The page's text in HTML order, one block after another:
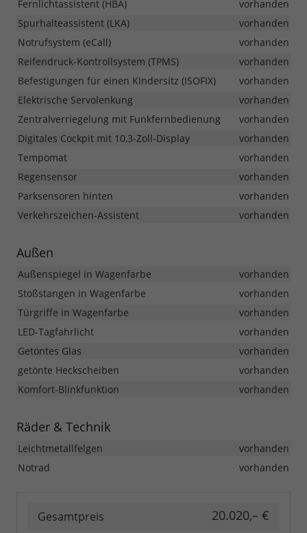
Fernlichtassistent (HBA)
vorhanden
Spurhalteassistent (LKA)
vorhanden
Notrufsystem (eCall)
vorhanden
Reifendruck-Kontrollsystem (TPMS)
vorhanden
Befestigungen für einen Kindersitz (ISOFIX)
vorhanden
Elektrische Servolenkung
vorhanden
Zentralverriegelung mit Funkfernbedienung
vorhanden
Digitales Cockpit mit 10,3-Zoll-Display
vorhanden
Tempomat
vorhanden
Regensensor
vorhanden
Parksensoren hinten
vorhanden
Verkehrszeichen-Assistent
vorhanden
Außen
Außenspiegel in Wagenfarbe
vorhanden
Stoßstangen in Wagenfarbe
vorhanden
Türgriffe in Wagenfarbe
vorhanden
LED-Tagfahrlicht
vorhanden
Getöntes Glas
vorhanden
getönte Heckscheiben
vorhanden
Komfort-Blinkfunktion
vorhanden
Räder & Technik
Leichtmetallfelgen
vorhanden
Notrad
vorhanden
Gesamtpreis 20.020,– €